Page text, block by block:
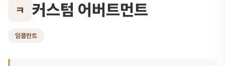
ㅋ 커스텀 어버트먼트
임플란트